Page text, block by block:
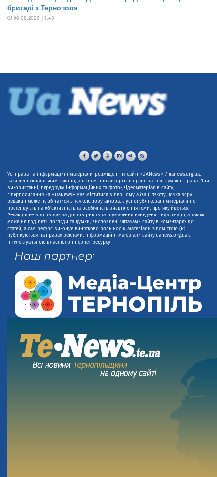
Усі права на інформаційні матеріали, розміщені на сайті «UANews» / uanews.org.ua,
захищені українським законодавством про авторське право та інші суміжні права. При
використанні, передруку інформаційних та фото-,відеоматеріалів сайту,
гіперпосилання на «UaNews» має міститися в першому абзаці тексту. Точка зору
редакції може не збігатися з точкою зору автора, а усі опубліковані матеріали не
претендують на об'єктивність та всебічність висвітлення теми, про яку йдеться.
Редакція не відповідає за достовірність та тлумачення наведеної інформації, а також
може не поділяти погляди та думки, висловлені читачами сайту в коментарях до
статей, а сам ресурс виконує винятково роль носія. Матеріали з поміткою (R)
публікуються на правах реклами. Інформаційні матеріали сайту uanews.org.ua є
інтелектуальною власністю інтернет-ресурсу